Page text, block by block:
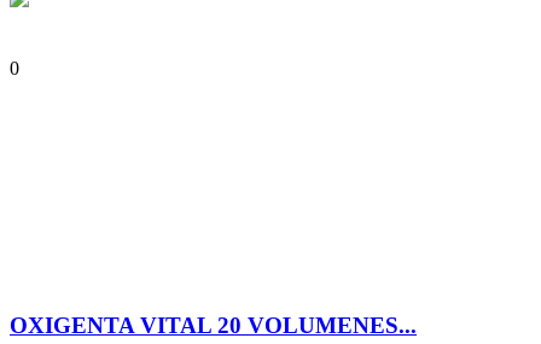
0
OXIGENTA VITAL 20 VOLUMENES...